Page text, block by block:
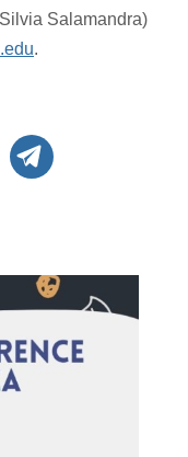
Salamandra)
.